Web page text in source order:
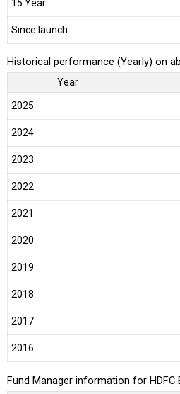
15 Year
Since launch
Historical performance (Yearly) on
Year
2025
2024
2023
2022
2021
2020
2019
2018
2017
2016
Fund Manager information for HDFC